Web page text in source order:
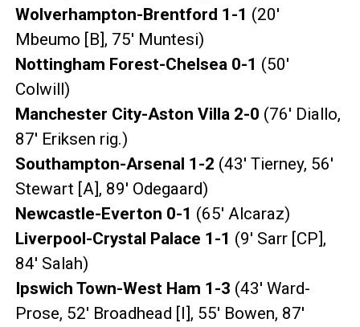
Wolverhampton-Brentford 1-1 (20′
Mbeumo [B], 75′ Muntesi)
Nottingham Forest-Chelsea 0-1 (50′
Colwill)
Manchester City-Aston Villa 2-0 (76′ Diallo,
87′ Eriksen rig.)
Southampton-Arsenal 1-2 (43′ Tierney, 56′
Stewart [A], 89′ Odegaard)
Newcastle-Everton 0-1 (65′ Alcaraz)
Liverpool-Crystal Palace 1-1 (9′ Sarr [CP],
84′ Salah)
Ipswich Town-West Ham 1-3 (43′ Ward-
Prose, 52′ Broadhead [I], 55′ Bowen, 87′